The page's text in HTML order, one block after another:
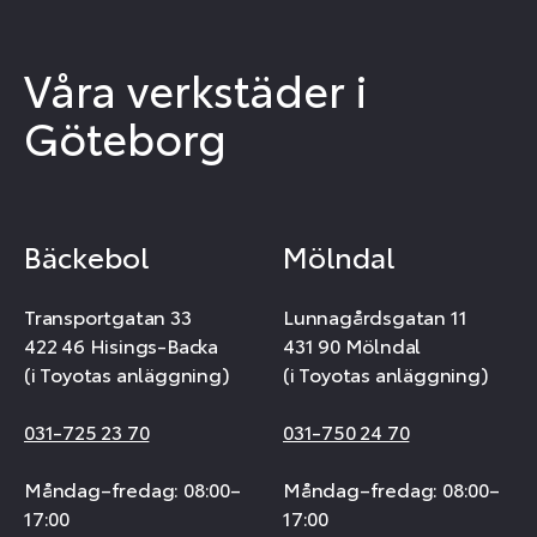
Våra verkstäder i
Göteborg
Bäckebol
Transportgatan 33
422 46 Hisings-Backa
(i Toyotas anläggning)
031-725 23 70
Måndag–fredag: 08:00–
17:00
Mölndal
Lunnagårdsgatan 11
431 90 Mölndal
(i Toyotas anläggning)
031-750 24 70
Måndag–fredag: 08:00–
17:00